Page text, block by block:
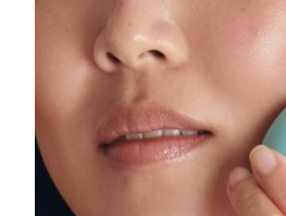
Países Baixos
Nova Zelândia
Noruega